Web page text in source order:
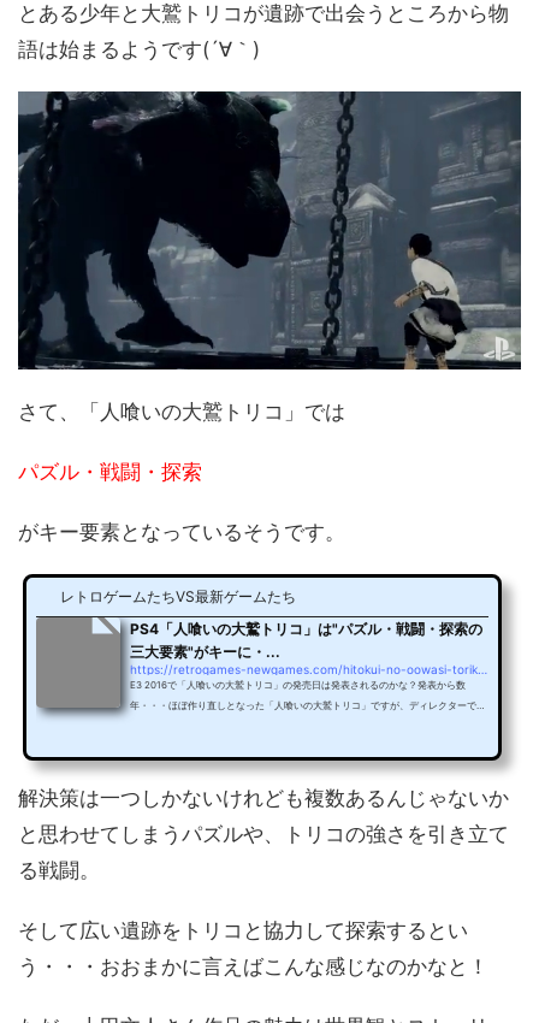
とある少年と大鷲トリコが遺跡で出会うところから物
語は始まるようです(´∀｀)
さて、「人喰いの大鷲トリコ」では
パズル・戦闘・探索
がキー要素となっているそうです。
レトロゲームたちVS最新ゲームたち
PS4「人喰いの大鷲トリコ」は"パズル・戦闘・探索の
三大要素"がキーに・...
E3 2016で「人喰いの大鷲トリコ」の発売日は発表されるのかな？発表から数
年・・・ほぼ作り直しとなった「人喰いの大鷲トリコ」ですが、ディレクターであ
んが「人喰いの大鷲トリコ」のゲーム内容についてインタビューを行ったそうで。
そこで、「人喰いの大鷲トリコ」に関するちょっとし...
解決策は一つしかないけれども複数あるんじゃないか
と思わせてしまうパズルや、トリコの強さを引き立て
る戦闘。
そして広い遺跡をトリコと協力して探索するとい
う・・・おおまかに言えばこんな感じなのかなと！